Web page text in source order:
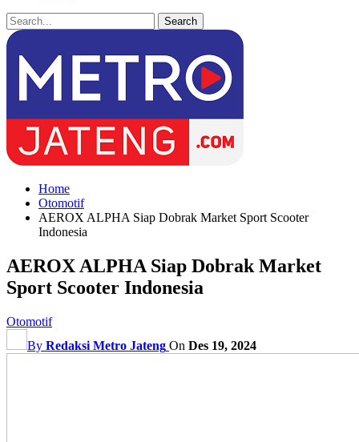
Home
Otomotif
AEROX ALPHA Siap Dobrak Market Sport Scooter
Indonesia
AEROX ALPHA Siap Dobrak Market
Sport Scooter Indonesia
Otomotif
By Redaksi Metro Jateng On Des 19, 2024